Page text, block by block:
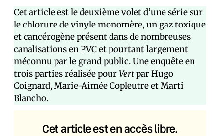
Cet article est le deuxième volet d’une série sur
le chlorure de vinyle monomère, un gaz toxique
et cancérogène présent dans de nombreuses
canalisations en PVC et pourtant largement
méconnu par le grand public. Une enquête en
trois parties réalisée pourVertpar Hugo
Coignard, Marie-Aimée Copleutre et Marti
Blancho.
Cet article est en accès libre.